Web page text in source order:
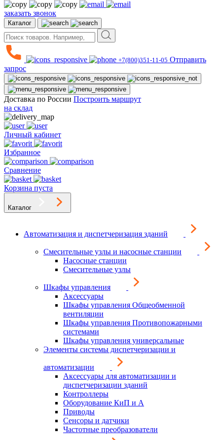
заказать звонок
Каталог
+7(800)351-11-05 Отправить
запрос
Доставка по России Построить маршрут
на склад
Личный кабинет
Избранное
Сравнение
Корзина пуста
Каталог
Автоматизация и диспетчеризация зданий
Смесительные узлы и насосные станции
Насосные станции
Смесительные узлы
Шкафы управления
Аксессуары
Шкафы управления Общеобменной
вентиляции
Шкафы управления Противопожарными
системами
Шкафы управления универсальные
Элементы системы диспетчеризации и
автоматизации
Аксессуары для автоматизации и
диспетчеризации зданий
Контроллеры
Оборудование КиП и А
Приводы
Сенсоры и датчики
Частотные преобразователи